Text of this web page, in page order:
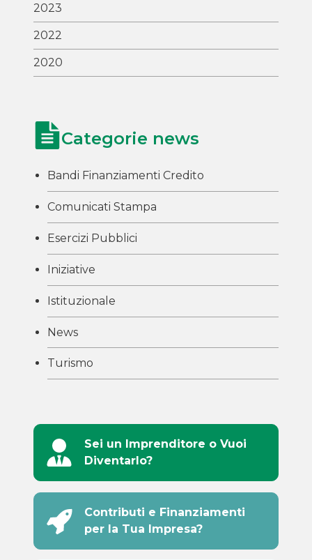
2023
2022
2020
Categorie news
Bandi Finanziamenti Credito
Comunicati Stampa
Esercizi Pubblici
Iniziative
Istituzionale
News
Turismo
Sei un Imprenditore o Vuoi
Diventarlo?
Contributi e Finanziamenti
per la Tua Impresa?